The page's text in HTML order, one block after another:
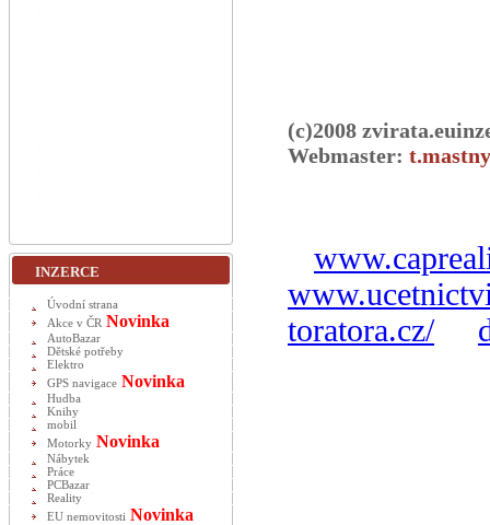
(c)2008
Webmaster:
toratora.cz/
INZERCE
Úvodní strana
Akce v ČR Novinka
AutoBazar
Dětské potřeby
Elektro
GPS navigace Novinka
Hudba
Knihy
mobil
Motorky Novinka
Nábytek
Práce
PCBazar
Reality
EU nemovitosti Novinka